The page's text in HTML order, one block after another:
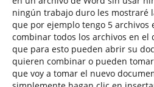
ningún trabajo duro les mostraré
que por ejemplo tengo 5 archivos
combinar todos los archivos en el
que para esto pueden abrir su
quieren combinar o pueden
que voy a tomar el nuevo